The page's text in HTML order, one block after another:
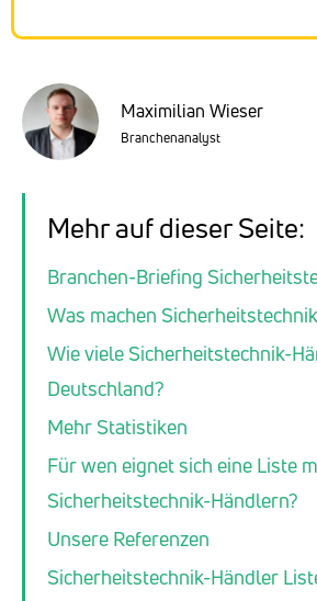
Maximilian Wieser
Branchenanalyst
Mehr auf dieser Seite:
Branchen-Briefing
Was machen
Wie viele Sicherheitstechnik-
Deutschland?
Mehr Statistiken
Für wen eignet sich eine Liste
Sicherheitstechnik-Händlern?
Unsere Referenzen
Sicherheitstechnik-Händler